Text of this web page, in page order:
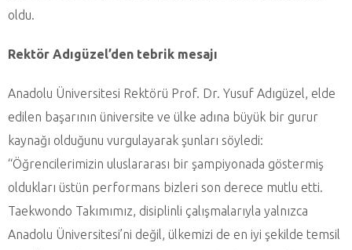
oldu.
Rektör Adıgüzel’den tebrik mesajı
Anadolu Üniversitesi Rektörü Prof. Dr. Yusuf Adıgüzel, elde
edilen başarının üniversite ve ülke adına büyük bir gurur
kaynağı olduğunu vurgulayarak şunları söyledi:
“Öğrencilerimizin uluslararası bir şampiyonada göstermiş
oldukları üstün performans bizleri son derece mutlu etti.
Taekwondo Takımımız, disiplinli çalışmalarıyla yalnızca
Anadolu Üniversitesi’ni değil, ülkemizi de en iyi şekilde temsil